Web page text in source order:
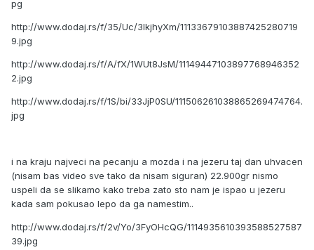
pg
http://www.dodaj.rs/f/35/Uc/3lkjhyXm/11133679103887425280719
9.jpg
http://www.dodaj.rs/f/A/fX/1WUt8JsM/11149447103897768946352
2.jpg
http://www.dodaj.rs/f/1S/bi/33JjP0SU/111506261038865269474764.
jpg
i na kraju najveci na pecanju a mozda i na jezeru taj dan uhvacen
(nisam bas video sve tako da nisam siguran) 22.900gr nismo
uspeli da se slikamo kako treba zato sto nam je ispao u jezeru
kada sam pokusao lepo da ga namestim..
http://www.dodaj.rs/f/2v/Yo/3FyOHcQG/1114935610393588527587
39.jpg